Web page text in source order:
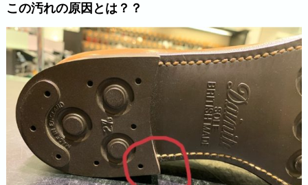
この汚れの原因とは？？